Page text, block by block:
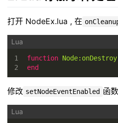
打开 NodeEx.lua , 在
1
2
function Node:onDestroy
end
修改 setNodeEventEnabled 函